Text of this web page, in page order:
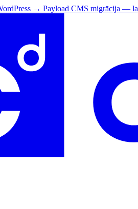
→ Payload CMS migrācija —